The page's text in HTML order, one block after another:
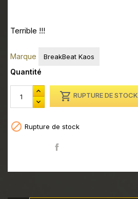
Terrible !!!
Marque BreakBeat Kaos
Quantité
 RUPTURE DE STOCK
 Rupture de stock